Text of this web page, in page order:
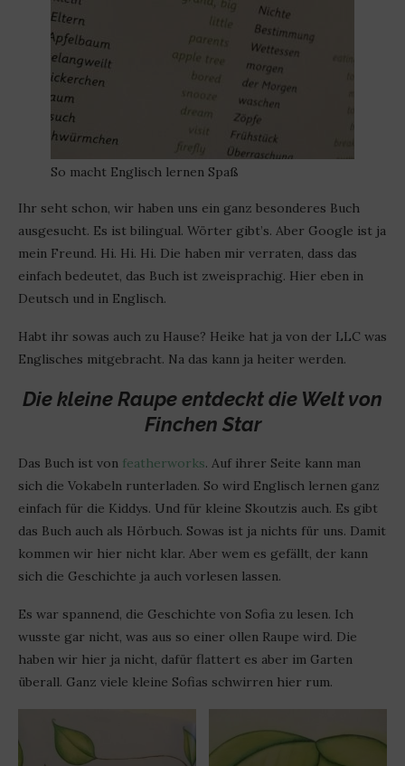
So macht Englisch lernen Spaß
Ihr seht schon, wir haben uns ein ganz besonderes Buch
ausgesucht. Es ist bilingual. Wörter gibt’s. Aber Google ist ja
mein Freund. Hi. Hi. Hi. Die haben mir verraten, dass das
einfach bedeutet, das Buch ist zweisprachig. Hier eben in
Deutsch und in Englisch.
Habt ihr sowas auch zu Hause? Heike hat ja von der LLC was
Englisches mitgebracht. Na das kann ja heiter werden.
Die kleine Raupe entdeckt die Welt von
Finchen Star
Das Buch ist von featherworks. Auf ihrer Seite kann man
sich die Vokabeln runterladen. So wird Englisch lernen ganz
einfach für die Kiddys. Und für kleine Skoutzis auch. Es gibt
das Buch auch als Hörbuch. Sowas ist ja nichts für uns. Damit
kommen wir hier nicht klar. Aber wem es gefällt, der kann
sich die Geschichte ja auch vorlesen lassen.
Es war spannend, die Geschichte von Sofia zu lesen. Ich
wusste gar nicht, was aus so einer ollen Raupe wird. Die
haben wir hier ja nicht, dafür flattert es aber im Garten
überall. Ganz viele kleine Sofias schwirren hier rum.